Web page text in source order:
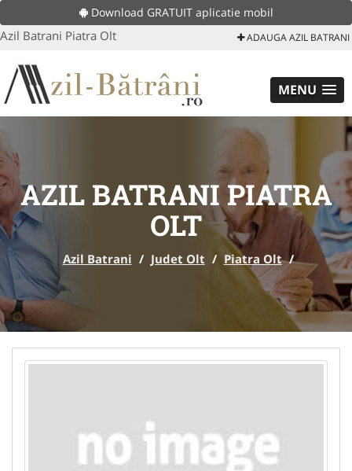
Download GRATUIT aplicatie mobil
Azil Batrani Piatra Olt ADAUGA AZIL BATRANI
MENU
AZIL BATRANI PIATRA
OLT
Azil Batrani / Judet Olt / Piatra Olt /